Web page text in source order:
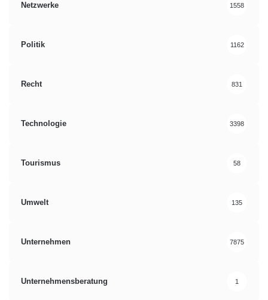
Netzwerke 1558
Politik 1162
Recht 831
Technologie 3398
Tourismus 58
Umwelt 135
Unternehmen 7875
Unternehmensberatung 1